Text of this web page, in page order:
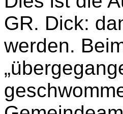
GR. Dick:
werden.